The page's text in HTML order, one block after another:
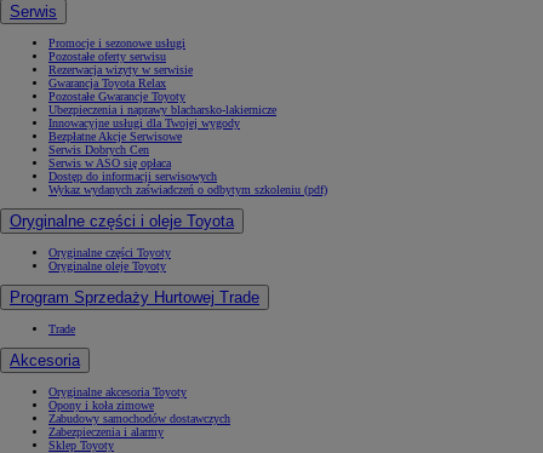
Serwis
Promocje i sezonowe usługi
Pozostałe oferty serwisu
Rezerwacja wizyty w serwisie
Gwarancja Toyota Relax
Pozostałe Gwarancje Toyoty
Ubezpieczenia i naprawy blacharsko-lakiernicze
Innowacyjne usługi dla Twojej wygody
Bezpłatne Akcje Serwisowe
Serwis Dobrych Cen
Serwis w ASO się opłaca
Dostęp do informacji serwisowych
Wykaz wydanych zaświadczeń o odbytym szkoleniu (pdf)
Oryginalne części i oleje Toyota
Oryginalne części Toyoty
Oryginalne oleje Toyoty
Program Sprzedaży Hurtowej Trade
Trade
Akcesoria
Oryginalne akcesoria Toyoty
Opony i koła zimowe
Zabudowy samochodów dostawczych
Zabezpieczenia i alarmy
Sklep Toyoty